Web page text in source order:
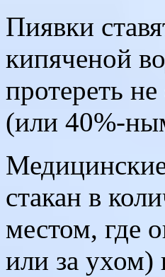
Пиявки
кипяченой
протереть
(или 40%-
стакан в
местом, где
или за ухом)